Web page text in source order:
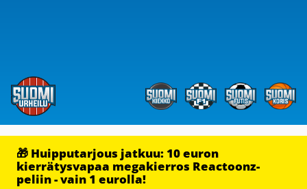
🎁 Huipputarjous jatkuu: 10 euron
kierrätysvapaa megakierros Reactoonz-
peliin - vain 1 eurolla!